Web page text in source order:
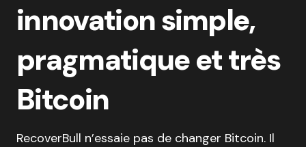
innovation simple,
pragmatique et très
Bitcoin
RecoverBull n’essaie pas de changer Bitcoin. Il